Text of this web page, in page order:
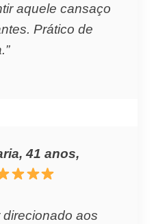
aquele cansaço
Prático de
41 anos,
direcionado aos